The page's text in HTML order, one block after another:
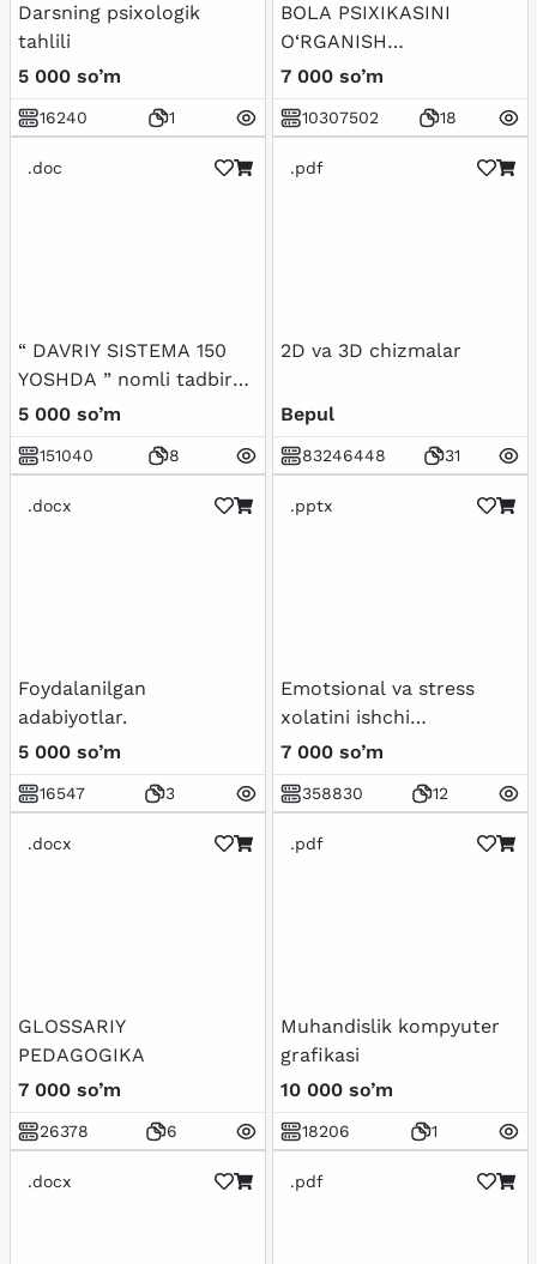
Darsning psixologik
tahlili
5 000 so’m
16240 1
BOLA PSIXIKASINI
O‘RGANISH
TAMOYILLARI
7 000 so’m
10307502 18
.doc
“ DAVRIY SISTEMA 150
YOSHDA ” nomli tadbir
senariysi
5 000 so’m
151040 8
.pdf
2D va 3D chizmalar
Bepul
83246448 31
.docx
Foydalanilgan
adabiyotlar.
5 000 so’m
16547 3
.pptx
Emotsional va stress
xolatini ishchi
organizmga ta’siri va
profilaktik chora-
tadbirlar
7 000 so’m
358830 12
.docx
GLOSSARIY
PEDAGOGIKA
7 000 so’m
26378 6
.pdf
Muhandislik kompyuter
grafikasi
10 000 so’m
18206 1
.docx .pdf